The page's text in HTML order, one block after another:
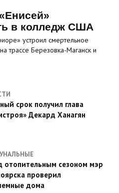
в колледж США
устроил смертельное
трассе Березовка-Маганск и
срок получил глава
Декард Ханагян
отопительным сезоном мэр
проверил
дома